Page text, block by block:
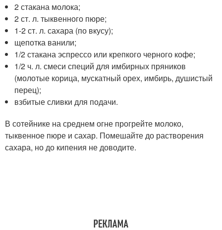
2 стакана молока;
2 ст. л. тыквенного пюре;
1-2 ст. л. сахара (по вкусу);
щепотка ванили;
1/2 стакана эспрессо или крепкого черного кофе;
1/2 ч. л. смеси специй для имбирных пряников
(молотые корица, мускатный орех, имбирь, душистый
перец);
взбитые сливки для подачи.
В сотейнике на среднем огне прогрейте молоко,
тыквенное пюре и сахар. Помешайте до растворения
сахара, но до кипения не доводите.